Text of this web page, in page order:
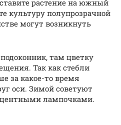
растение на южный
культуру полупрозрачной
могут возникнуть
там цветку
Так как стебли
за какое-то время
оси. Зимой советуют
лампочками.